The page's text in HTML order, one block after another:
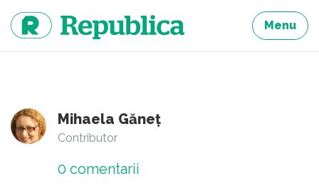
continut
Menu
Mihaela Găneț
Contributor
0 comentarii